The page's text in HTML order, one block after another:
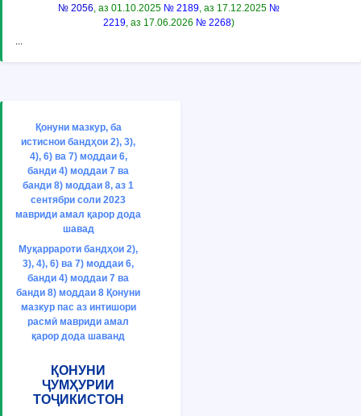
№ 2056, аз 01.10.2025 № 2189, аз 17.12.2025 №
2219, аз 17.06.2026 № 2268)
...
Қонуни мазкур, ба
истиснои бандҳои 2), 3),
4), 6) ва 7) моддаи 6,
банди 4) моддаи 7 ва
банди 8) моддаи 8, аз 1
сентябри соли 2023
мавриди амал қарор дода
шавад
Муқаррароти бандҳои 2),
3), 4), 6) ва 7) моддаи 6,
банди 4) моддаи 7 ва
банди 8) моддаи 8 Қонуни
мазкур пас аз интишори
расмӣ мавриди амал
қарор дода шаванд
ҚОНУНИ
ҶУМҲУРИИ
ТОҶИКИСТОН